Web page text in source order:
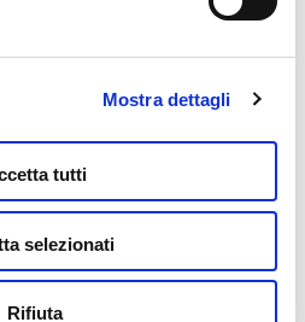
Mostra dettagli
tutti
selezionati
Rifiuta
interessarti